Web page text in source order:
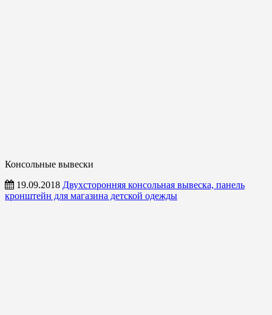
Консольные вывески
19.09.2018 Двухсторонняя консольная вывеска, панель
кронштейн для магазина детской одежды